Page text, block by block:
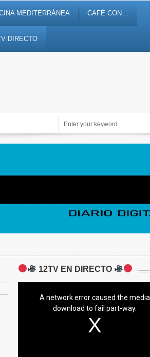
MEDITERRÁNEA CAFÉ CON…
DIRECTO
Periodismo de proximidad en 12tv.es
12TV EN DIRECTO
A network error caused the media
download to fail part-way.